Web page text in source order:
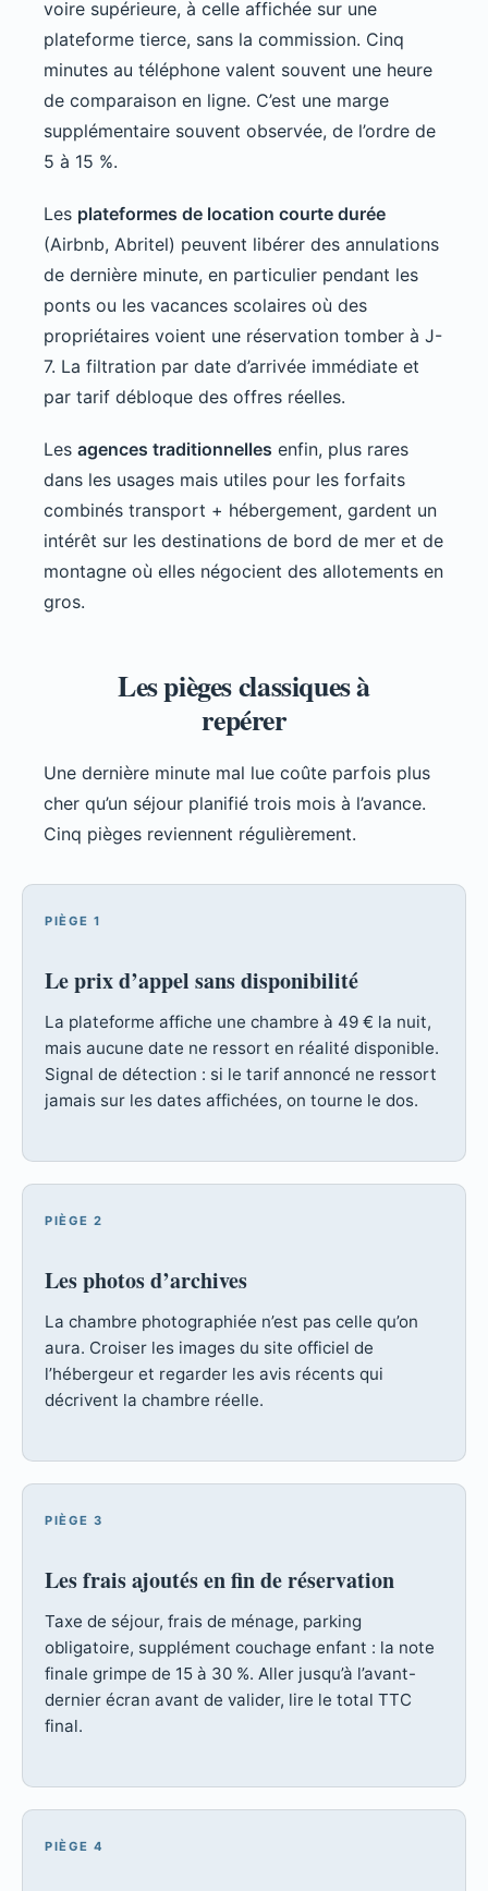
voire supérieure, à celle affichée sur une
plateforme tierce, sans la commission. Cinq
minutes au téléphone valent souvent une heure
de comparaison en ligne. C’est une marge
supplémentaire souvent observée, de l’ordre de
5 à 15 %.
Les plateformes de location courte durée
(Airbnb, Abritel) peuvent libérer des annulations
de dernière minute, en particulier pendant les
ponts ou les vacances scolaires où des
propriétaires voient une réservation tomber à J-
7. La filtration par date d’arrivée immédiate et
par tarif débloque des offres réelles.
Les agences traditionnelles enfin, plus rares
dans les usages mais utiles pour les forfaits
combinés transport + hébergement, gardent un
intérêt sur les destinations de bord de mer et de
montagne où elles négocient des allotements en
gros.
Les pièges classiques à
repérer
Une dernière minute mal lue coûte parfois plus
cher qu’un séjour planifié trois mois à l’avance.
Cinq pièges reviennent régulièrement.
PIÈGE 1
Le prix d’appel sans disponibilité
La plateforme affiche une chambre à 49 € la nuit,
mais aucune date ne ressort en réalité disponible.
Signal de détection : si le tarif annoncé ne ressort
jamais sur les dates affichées, on tourne le dos.
PIÈGE 2
Les photos d’archives
La chambre photographiée n’est pas celle qu’on
aura. Croiser les images du site officiel de
l’hébergeur et regarder les avis récents qui
décrivent la chambre réelle.
PIÈGE 3
Les frais ajoutés en fin de réservation
Taxe de séjour, frais de ménage, parking
obligatoire, supplément couchage enfant : la note
finale grimpe de 15 à 30 %. Aller jusqu’à l’avant-
dernier écran avant de valider, lire le total TTC
final.
PIÈGE 4